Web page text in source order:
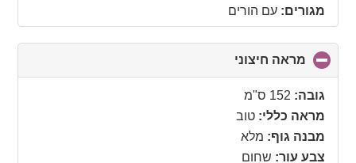
מגורים: עם הורים
מראה חיצוני
to
גובה: 152 ס"מ
מראה כללי: טוב
מבנה גוף: מלא
צבע עור: שחום